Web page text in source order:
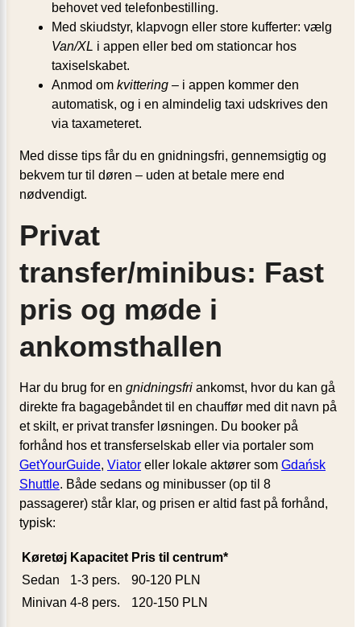
behovet ved telefonbestilling.
Med skiudstyr, klapvogn eller store kufferter: vælg
Van/XL i appen eller bed om stationcar hos
taxiselskabet.
Anmod om kvittering – i appen kommer den
automatisk, og i en almindelig taxi udskrives den
via taxameteret.
Med disse tips får du en gnidningsfri, gennemsigtig og
bekvem tur til døren – uden at betale mere end
nødvendigt.
Privat
transfer/minibus: Fast
pris og møde i
ankomsthallen
Har du brug for en gnidningsfri ankomst, hvor du kan gå
direkte fra bagagebåndet til en chauffør med dit navn på
et skilt, er privat transfer løsningen. Du booker på
forhånd hos et transferselskab eller via portaler som
GetYourGuide, Viator eller lokale aktører som Gdańsk
Shuttle. Både sedans og minibusser (op til 8
passagerer) står klar, og prisen er altid fast på forhånd,
typisk:
Køretøj Kapacitet Pris til centrum*
Sedan
1-3 pers.
90-120 PLN
Minivan 4-8 pers. 120-150 PLN